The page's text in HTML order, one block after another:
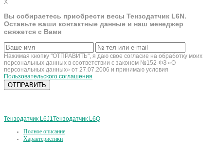
X
Вы собираетесь приобрести весы Тензодатчик L6N.
Оставьте ваши контактные данные и наш менеджер
свяжется с Вами
Нажимая кнопку "ОТПРАВИТЬ", я даю свое согласие на обработку моих
персональных данных в соответствии с законом №152-ФЗ «О
персональных данных» от 27.07.2006 и принимаю условия
Пользовательского соглашения
Тензодатчик L6J1Тензодатчик L6Q
Полное описание
Характеристики